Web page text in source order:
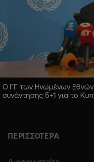
Ο ΓΓ των Ηνωμένων Εθνών
συνάντησης 5+1 για το
ΠΕΡΙΣΣΟΤΕΡΑ